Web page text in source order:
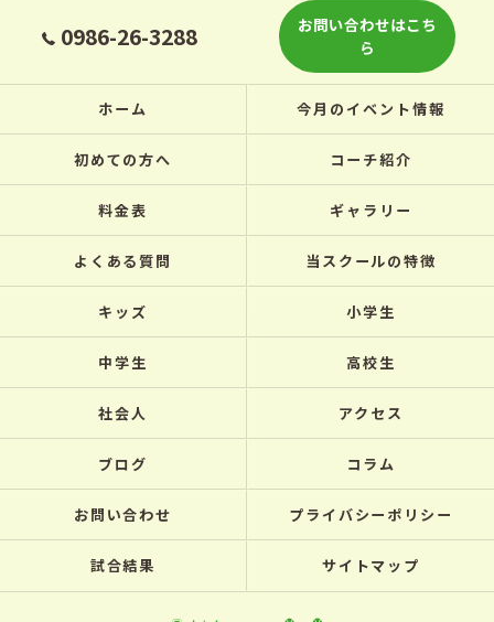
0986-26-3288
お問い合わせはこち
ら
ホーム 今月のイベント情報
初めての方へ コーチ紹介
料金表 ギャラリー
よくある質問 当スクールの特徴
キッズ 小学生
中学生 高校生
社会人 アクセス
ブログ コラム
お問い合わせ プライバシーポリシー
試合結果 サイトマップ